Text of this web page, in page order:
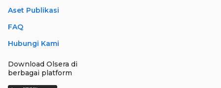
Aset Publikasi
FAQ
Hubungi Kami
Download Olsera di
berbagai platform